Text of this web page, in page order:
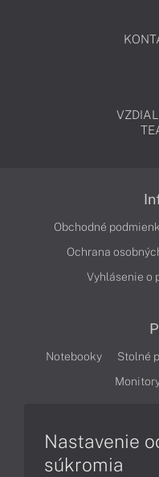
Obchodné
Ochrana
Vyhlásenie o
Notebooky Stolné
Obchodné informácie
Nastavenie
súkromia